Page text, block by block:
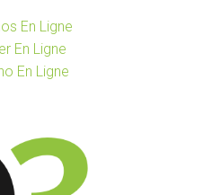
En Ligne
En Ligne
En Ligne